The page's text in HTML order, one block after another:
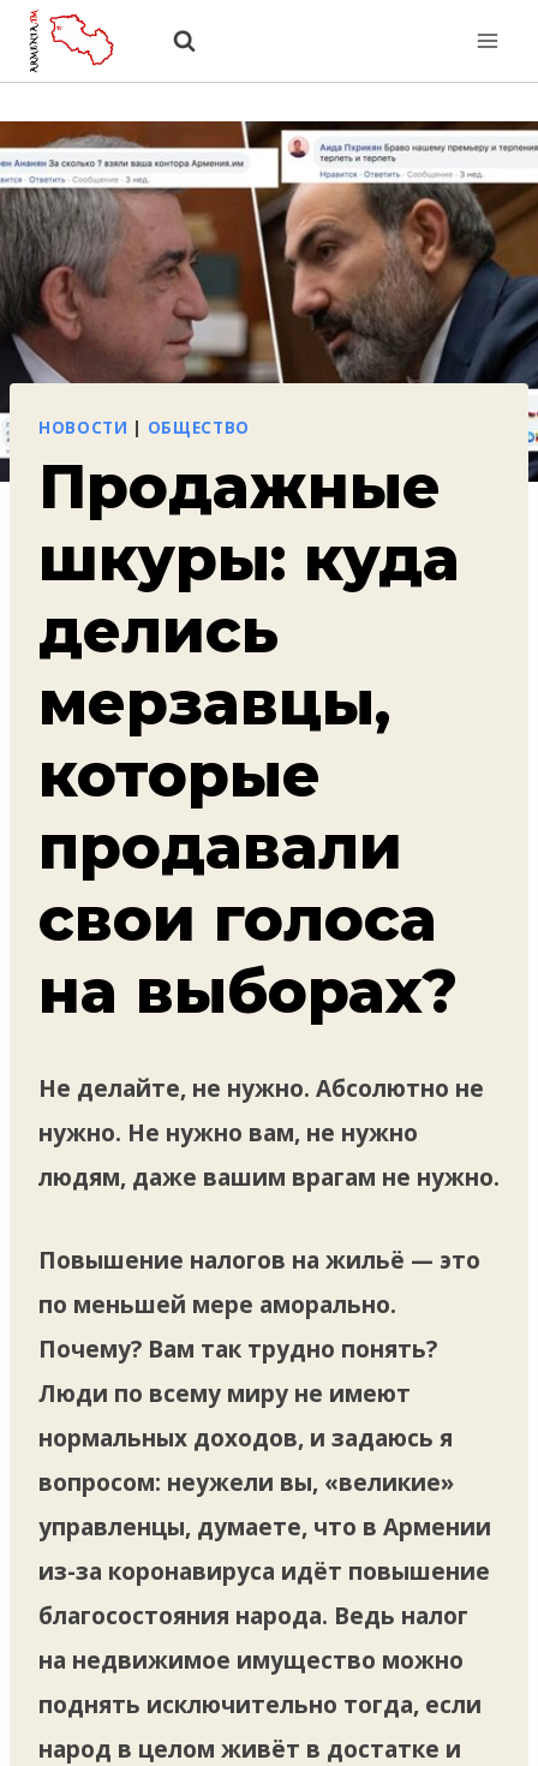
Перейти
НОВОСТИ ОБЩЕСТВО
Продажные
шкуры: куда
делись
мерзавцы,
которые
продавали
свои голоса
на выборах?
Не делайте, не нужно. Абсолютно не
нужно. Не нужно вам, не нужно
людям, даже вашим врагам не нужно.
Повышение налогов на жильё — это
по меньшей мере аморально.
Почему? Вам так трудно понять?
Люди по всему миру не имеют
нормальных доходов, и задаюсь я
вопросом: неужели вы, «великие»
управленцы, думаете, что в Армении
из-за коронавируса идёт повышение
благосостояния народа. Ведь налог
на недвижимое имущество можно
поднять исключительно тогда, если
народ в целом живёт в достатке и